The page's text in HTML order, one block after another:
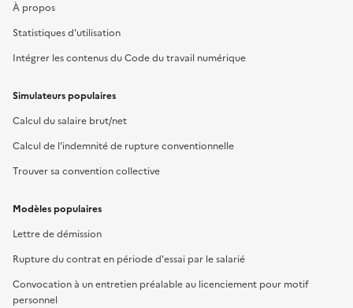
À propos
Statistiques d'utilisation
Intégrer les contenus du Code du travail numérique
Simulateurs populaires
Calcul du salaire brut/net
Calcul de l'indemnité de rupture conventionnelle
Trouver sa convention collective
Modèles populaires
Lettre de démission
Rupture du contrat en période d'essai par le salarié
Convocation à un entretien préalable au licenciement pour motif
personnel